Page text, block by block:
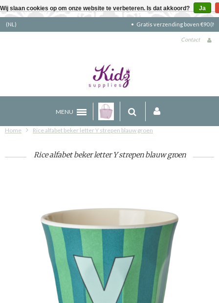
Gratis verzending boven €90 (NL)
Contact
MENU
Home Rice alfabet beker letter Y strepen blauw groen
Rice alfabet beker letter Y strepen blauw groen
Wij slaan cookies op om onze website te verbeteren. Is dat akkoord? Ja